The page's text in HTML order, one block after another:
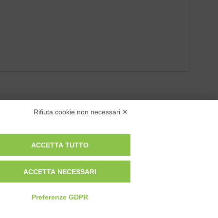
Privacy Policy
Cookie Policy
Modifica preferenze cookie
Rifiuta cookie non necessari ✕
ACCETTA TUTTO
ACCETTA NECESSARI
Preferenze GDPR